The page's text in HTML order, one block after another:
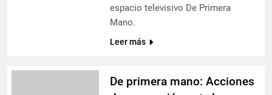
espacio televisivo De Primera
Mano.
Leer más
De primera mano: Acciones